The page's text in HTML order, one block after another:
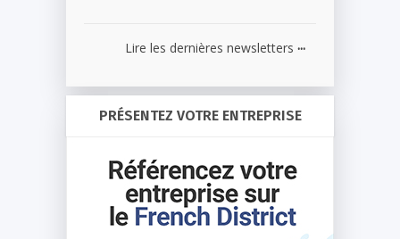
Lire les dernières newsletters ...
PRÉSENTEZ VOTRE ENTREPRISE